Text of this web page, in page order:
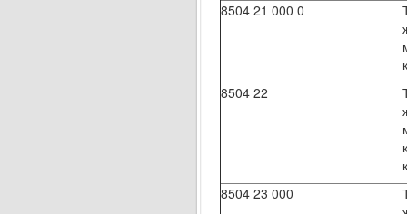
8504 21 000 0
8504 22
8504 23 000